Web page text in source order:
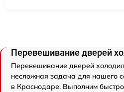
Перевешивание дверей
Перевешивание дверей
несложная задача для нашего
в Краснодаре. Выполним